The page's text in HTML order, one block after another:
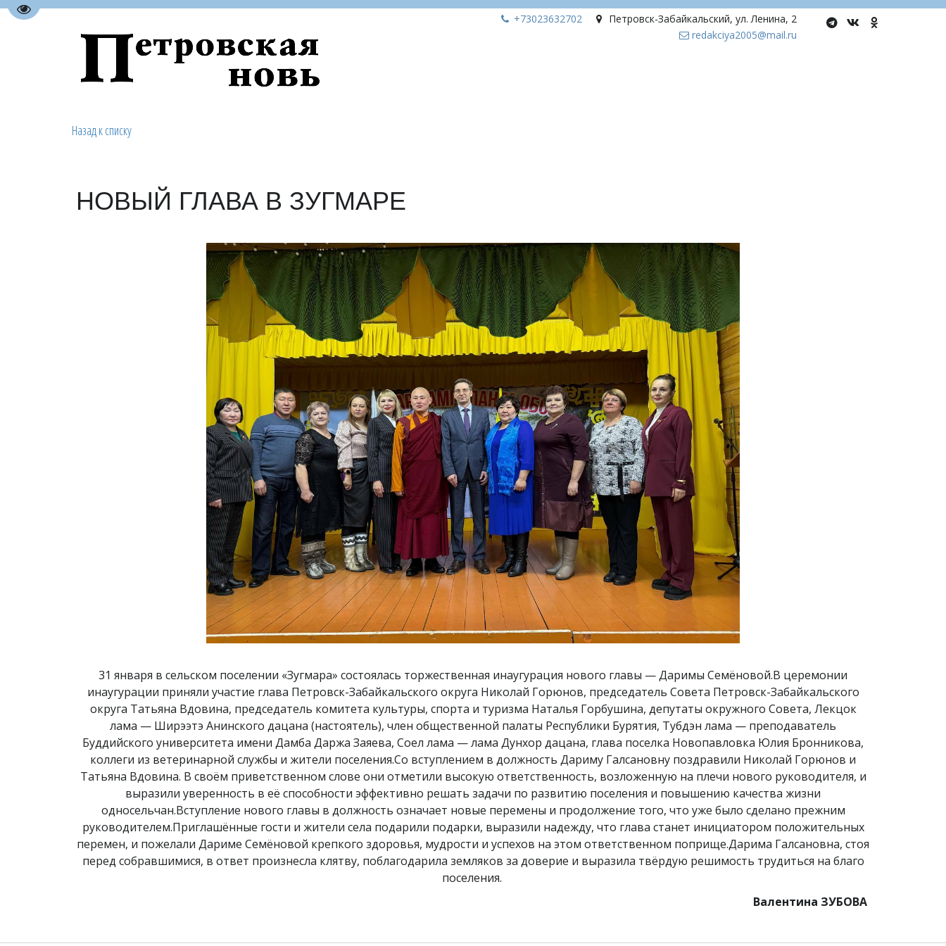
Перейти на версию для слабовидящих
Петровск-Забайкальский, ул. Ленина, 2
+73023632702
redakciya2005@mail.ru
Назад к списку
НОВЫЙ ГЛАВА В ЗУГМАРЕ
31 января в сельском поселении «Зугмара» состоялась торжественная инаугурация нового главы — Даримы Семёновой.В церемонии
инаугурации приняли участие глава Петровск-Забайкальского округа Николай Горюнов, председатель Совета Петровск-Забайкальского
округа Татьяна Вдовина, председатель комитета культуры, спорта и туризма Наталья Горбушина, депутаты окружного Совета, Лекцок
лама — Ширээтэ Анинского дацана (настоятель), член общественной палаты Республики Бурятия, Тубдэн лама — преподаватель
Буддийского университета имени Дамба Даржа Заяева, Соел лама — лама Дунхор дацана, глава поселка Новопавловка Юлия Бронникова,
коллеги из ветеринарной службы и жители поселения.Со вступлением в должность Дариму Галсановну поздравили Николай Горюнов и
Татьяна Вдовина. В своём приветственном слове они отметили высокую ответственность, возложенную на плечи нового руководителя, и
выразили уверенность в её способности эффективно решать задачи по развитию поселения и повышению качества жизни
односельчан.Вступление нового главы в должность означает новые перемены и продолжение того, что уже было сделано прежним
руководителем.Приглашённые гости и жители села подарили подарки, выразили надежду, что глава станет инициатором положительных
перемен, и пожелали Дариме Семёновой крепкого здоровья, мудрости и успехов на этом ответственном поприще.Дарима Галсановна, стоя
перед собравшимися, в ответ произнесла клятву, поблагодарила земляков за доверие и выразила твёрдую решимость трудиться на благо
поселения.
Валентина ЗУБОВА